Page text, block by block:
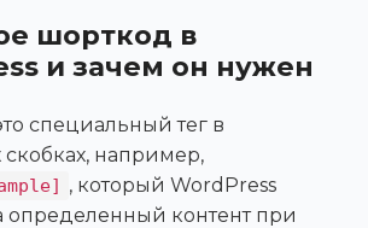
шорткод в
и зачем он нужен
специальный тег в
скобках, например,
, который WordPress
определенный контент при